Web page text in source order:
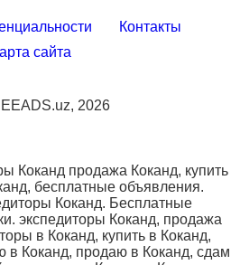
Контакты
сайта
2026
Коканд продажа Коканд, купить
бесплатные объявления.
Коканд. Бесплатные
экспедиторы Коканд, продажа
в Коканд, купить в Коканд,
в Коканд, продаю в Коканд, сдам